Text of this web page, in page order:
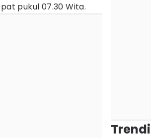
pukul 07.30 Wita.